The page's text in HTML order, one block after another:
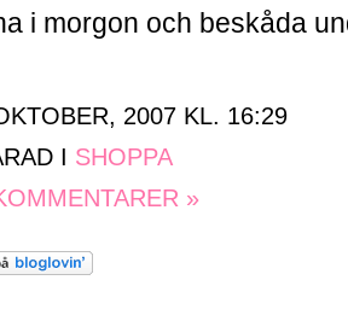
i morgon och beskåda
2007 KL. 16:29
I SHOPPA
»